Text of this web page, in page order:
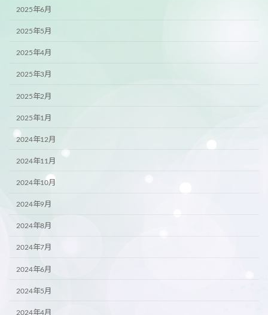
2025年6月
2025年5月
2025年4月
2025年3月
2025年2月
2025年1月
2024年12月
2024年11月
2024年10月
2024年9月
2024年8月
2024年7月
2024年6月
2024年5月
2024年4月